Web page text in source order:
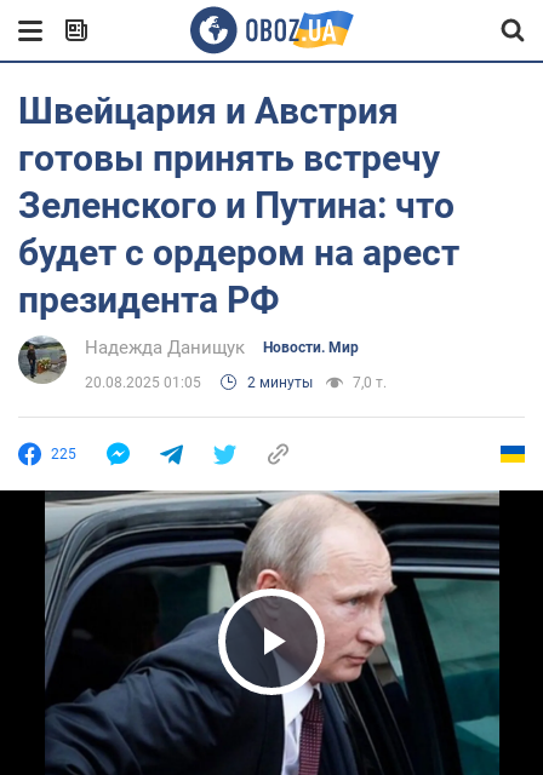
Швейцария и Австрия
готовы принять встречу
Зеленского и Путина: что
будет с ордером на арест
президента РФ
Надежда Данищук Новости. Мир
20.08.2025 01:05 2 минуты 7,0 т.
225
Play Video